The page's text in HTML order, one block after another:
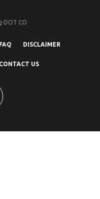
DOT CO
FAQ DISCLAIMER
CONTACT US